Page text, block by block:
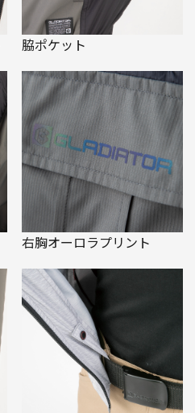
脇ポケット
右胸オーロラプリント